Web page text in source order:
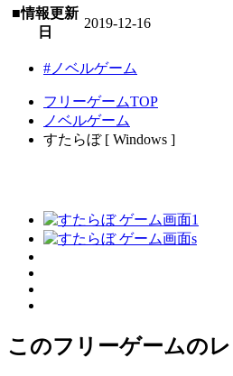
■情報更新
日
2019-12-16
#ノベルゲーム
フリーゲームTOP
ノベルゲーム
すたらぼ [ Windows ]
このフリーゲームの